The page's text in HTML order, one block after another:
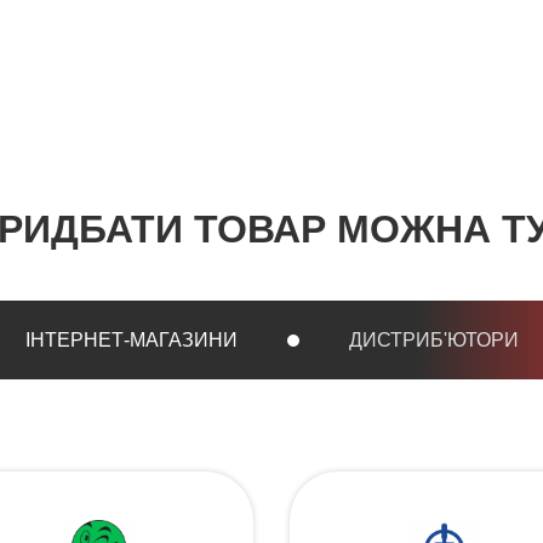
ТОВАР МОЖНА
ІНТЕРНЕТ-МАГАЗИНИ ДИСТРИБ'ЮТОРИ